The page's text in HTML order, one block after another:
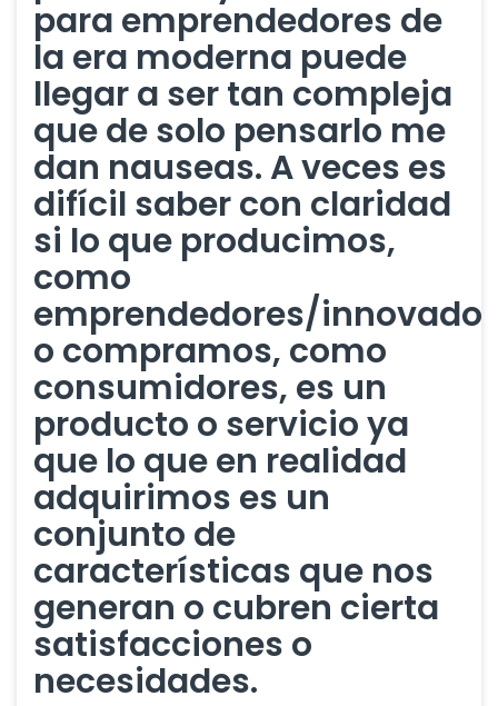
para emprendedores de
la era moderna puede
llegar a ser tan compleja
que de solo pensarlo me
dan nauseas. A veces es
difícil saber con claridad
si lo que producimos,
como
emprendedores/
o compramos, como
consumidores, es un
producto o servicio ya
que lo que en realidad
adquirimos es un
conjunto de
características que nos
generan o cubren cierta
satisfacciones o
necesidades.